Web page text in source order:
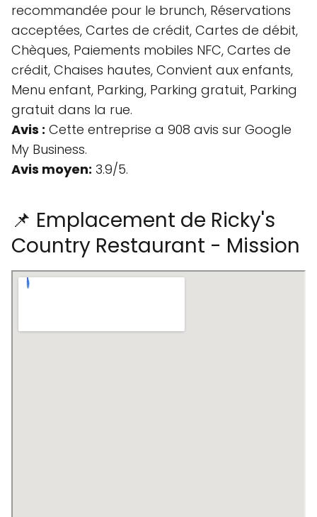
recommandée pour le brunch, Réservations
acceptées, Cartes de crédit, Cartes de débit,
Chèques, Paiements mobiles NFC, Cartes de
crédit, Chaises hautes, Convient aux enfants,
Menu enfant, Parking, Parking gratuit, Parking
gratuit dans la rue.
Avis : Cette entreprise a 908 avis sur Google
My Business.
Avis moyen: 3.9/5.
📌 Emplacement de Ricky's
Country Restaurant - Mission